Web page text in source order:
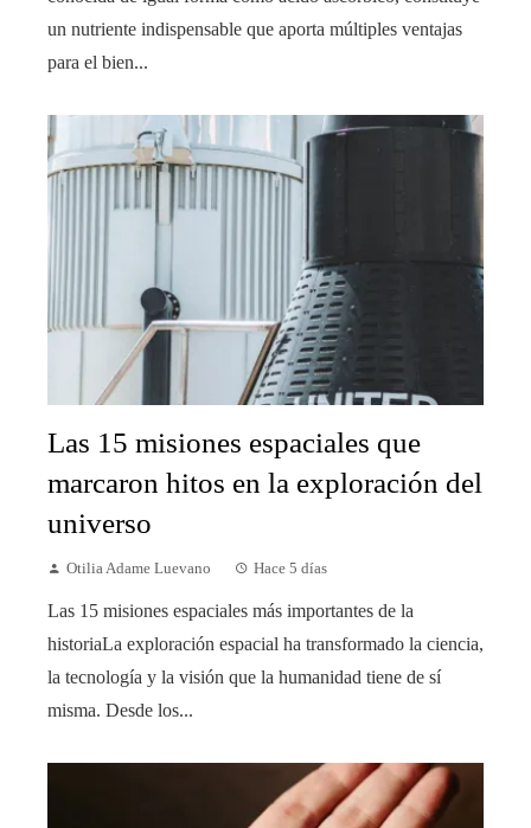
un nutriente indispensable que aporta múltiples ventajas
para el bien...
Las 15 misiones espaciales que
marcaron hitos en la exploración del
universo
Otilia Adame Luevano Hace 5 días
Las 15 misiones espaciales más importantes de la
historiaLa exploración espacial ha transformado la ciencia,
la tecnología y la visión que la humanidad tiene de sí
misma. Desde los...